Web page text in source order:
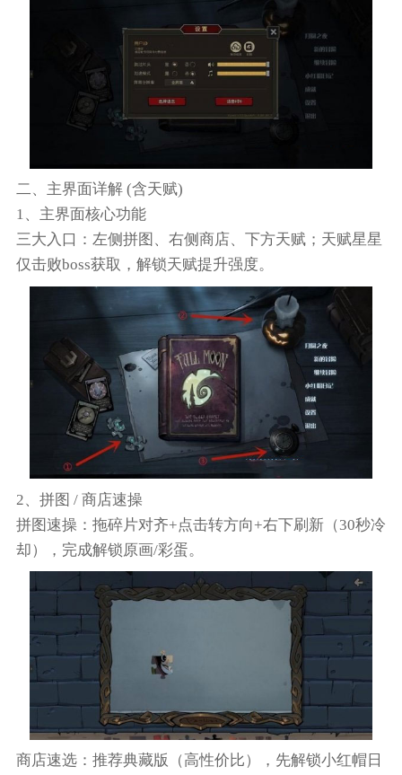
二、主界面详解 (含天赋)
1、主界面核心功能
三大入口：左侧拼图、右侧商店、下方天赋；天赋星星
仅击败boss获取，解锁天赋提升强度。
2、拼图 / 商店速操
拼图速操：拖碎片对齐+点击转方向+右下刷新（30秒冷
却），完成解锁原画/彩蛋。
商店速选：推荐典藏版（高性价比），先解锁小红帽日